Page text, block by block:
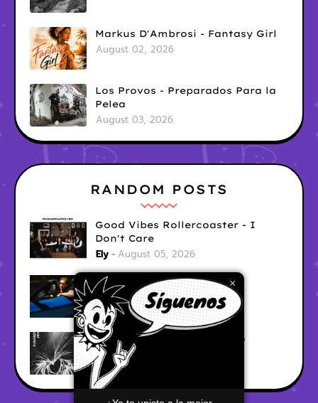
×
Markus D'Ambrosi - Fantasy Girl
August 02, 2026
Los Provos - Preparados Para la
Pelea
August 03, 2026
RANDOM POSTS
Good Vibes Rollercoaster - I
Don't Care
Ely August 05, 2026
Hyperwulf - FaceTime
Ely August 04, 2026
BARRACÜDA - Mar Adentro
Ely August 04, 2026